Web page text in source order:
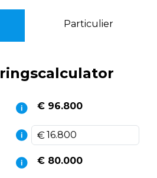
Particulier
€ 96.800
€ 80.000